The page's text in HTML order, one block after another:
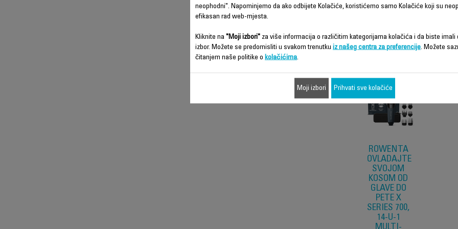
Karakteristike - Poređenje
ROWENTA
OVLADAJTE
SVOJOM
KOSOM OD
GLAVE DO
PETE X
SERIES 700,
14-U-1
neophodni". Napominjemo da ako odbijete Kolačiće, koristićemo samo Kolačiće koji su
efikasan rad web-mjesta.
Kliknite na "Moji izbori" za više informacija o različitim kategorijama kolačića i da biste imali
izbor. Možete se predomisliti u svakom trenutku iz našeg centra za preferencije. Možete
čitanjem naše politike o kolačićima.
Moji izbori Prihvati sve kolačiće